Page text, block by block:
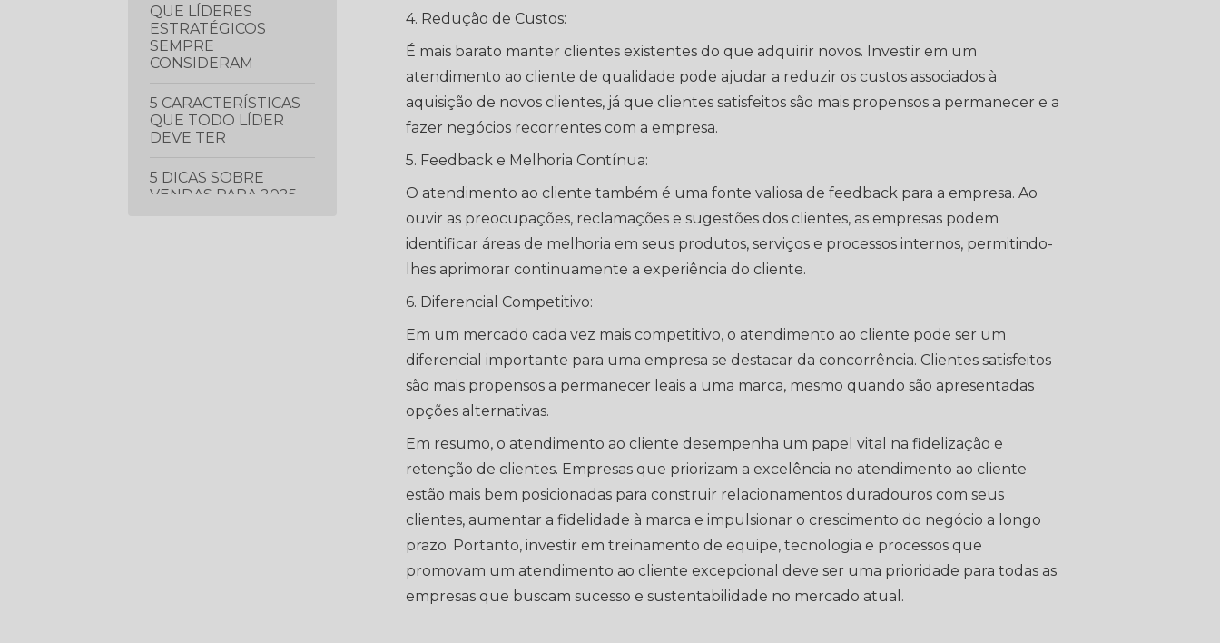
QUE LÍDERES
ESTRATÉGICOS
SEMPRE
CONSIDERAM
5 CARACTERÍSTICAS
QUE TODO LÍDER
DEVE TER
5 DICAS SOBRE
VENDAS PARA 2025
4. Redução de Custos:
É mais barato manter clientes existentes do que adquirir novos. Investir em um
atendimento ao cliente de qualidade pode ajudar a reduzir os custos associados à
aquisição de novos clientes, já que clientes satisfeitos são mais propensos a permanecer e a
fazer negócios recorrentes com a empresa.
5. Feedback e Melhoria Contínua:
O atendimento ao cliente também é uma fonte valiosa de feedback para a empresa. Ao
ouvir as preocupações, reclamações e sugestões dos clientes, as empresas podem
identificar áreas de melhoria em seus produtos, serviços e processos internos, permitindo-
lhes aprimorar continuamente a experiência do cliente.
6. Diferencial Competitivo:
Em um mercado cada vez mais competitivo, o atendimento ao cliente pode ser um
diferencial importante para uma empresa se destacar da concorrência. Clientes satisfeitos
são mais propensos a permanecer leais a uma marca, mesmo quando são apresentadas
opções alternativas.
Em resumo, o atendimento ao cliente desempenha um papel vital na fidelização e
retenção de clientes. Empresas que priorizam a excelência no atendimento ao cliente
estão mais bem posicionadas para construir relacionamentos duradouros com seus
clientes, aumentar a fidelidade à marca e impulsionar o crescimento do negócio a longo
prazo. Portanto, investir em treinamento de equipe, tecnologia e processos que
promovam um atendimento ao cliente excepcional deve ser uma prioridade para todas as
empresas que buscam sucesso e sustentabilidade no mercado atual.